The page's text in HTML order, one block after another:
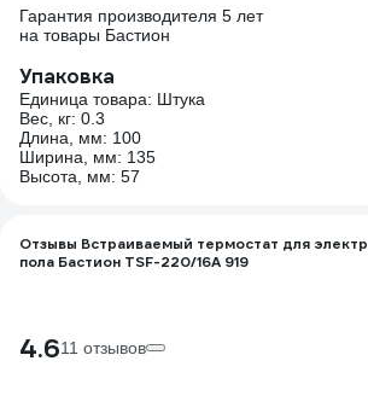
Гарантия производителя 5 лет
на товары Бастион
Упаковка
Единица товара: Штука
Вес, кг: 0.3
Длина, мм: 100
Ширина, мм: 135
Высота, мм: 57
Отзывы Встраиваемый термостат для
пола Бастион TSF-220/16A 919
4.611 отзывов